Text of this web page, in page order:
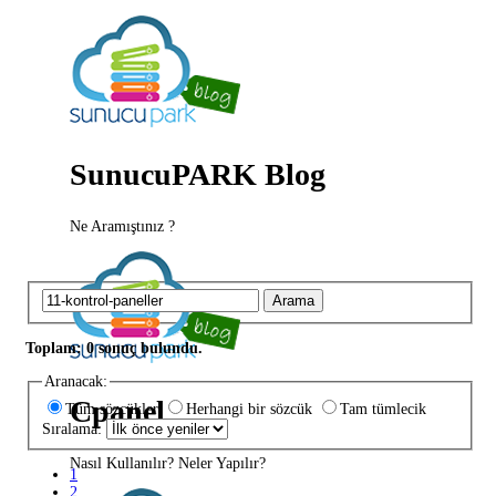
SunucuPARK Blog
Ne Aramıştınız ?
Cpanel
Nasıl Kullanılır? Neler Yapılır?
Arama
Toplam: 0 sonuç bulundu.
Aranacak:
Tüm sözcükler
Herhangi bir sözcük
Tam tümlecik
Sıralama:
1
2